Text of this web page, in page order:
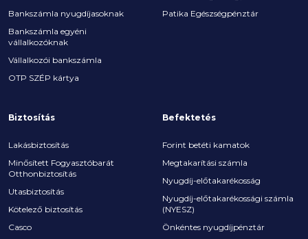
Bankszámla nyugdíjasoknak
Bankszámla egyéni
vállalkozóknak
Vállalkozói bankszámla
OTP SZÉP kártya
Patika Egészségpénztár
Biztosítás
Lakásbiztosítás
Minősített Fogyasztóbarát
Otthonbiztosítás
Utasbiztosítás
Kötelező biztosítás
Casco
Befektetés
Forint betéti kamatok
Megtakarítási számla
Nyugdíj-előtakarékosság
Nyugdíj-előtakarékossági számla
(NYESZ)
Önkéntes nyugdíjpénztár